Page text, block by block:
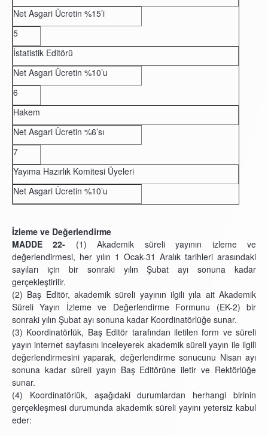
Net Asgari Ücretin %15’i
5
İstatistik Editörü
Net Asgari Ücretin %10’u
6
Hakem
Net Asgari Ücretin %6’sı
7
Yayıma Hazırlık Komitesi Üyeleri
Net Asgari Ücretin %10’u
İzleme ve Değerlendirme
MADDE 22- (1)
Akademik süreli yayının izleme ve
değerlendirmesi, her yılın 1 Ocak-31 Aralık tarihleri arasındaki
sayıları için bir sonraki yılın Şubat ayı sonuna kadar
gerçekleştirilir.
(2) Baş Editör, akademik süreli yayının ilgili yıla ait Akademik
Süreli Yayın İzleme ve Değerlendirme Formunu (EK-2) bir
sonraki yılın Şubat ayı sonuna kadar Koordinatörlüğe sunar.
(3) Koordinatörlük, Baş Editör tarafından iletilen form ve süreli
yayın internet sayfasını inceleyerek akademik süreli yayın ile ilgili
değerlendirmesini yaparak, değerlendirme sonucunu Nisan ayı
sonuna kadar süreli yayın Baş Editörüne iletir ve Rektörlüğe
sunar.
(4) Koordinatörlük, aşağıdaki durumlardan herhangi birinin
gerçekleşmesi durumunda akademik süreli yayını yetersiz kabul
eder: